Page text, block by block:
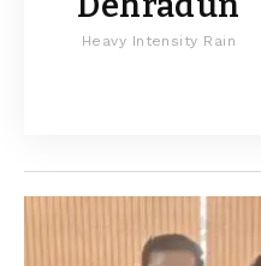
Heavy Intensity Rain